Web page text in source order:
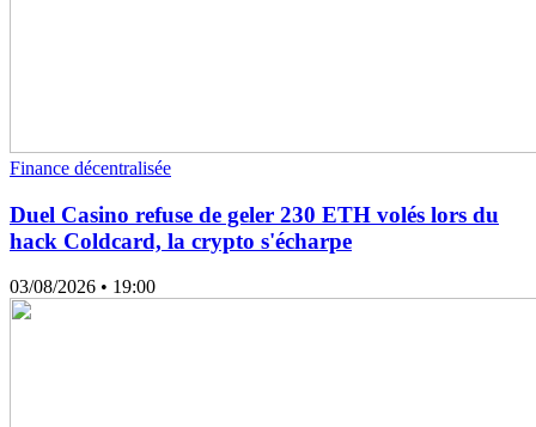
Finance décentralisée
Duel Casino refuse de geler 230 ETH volés lors du
hack Coldcard, la crypto s'écharpe
03/08/2026 • 19:00